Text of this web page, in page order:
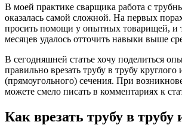
В моей практике сварщика работа с
оказалась самой сложной. На первых
просить помощи у опытных товарищей, и
месяцев удалось отточить навыки выше
В сегодняшней статье хочу поделиться
правильно врезать трубу в трубу круглого
(прямоугольного) сечения. При
можете смело писать в комментариях к
Как врезать трубу в трубу